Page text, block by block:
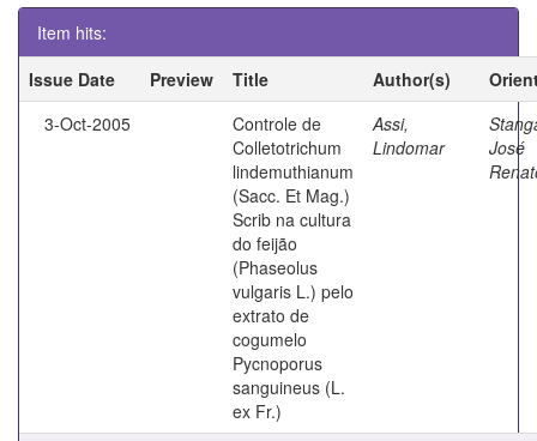
Item hits:
Issue Date
Preview Title Author(s)
3-Oct-2005
Controle de
Colletotrichum
lindemuthianum
(Sacc. Et Mag.)
Scrib na cultura
do feijão
(Phaseolus
vulgaris L.) pelo
extrato de
cogumelo
Pycnoporus
sanguineus (L.
ex Fr.)
Assi,
Lindomar
José